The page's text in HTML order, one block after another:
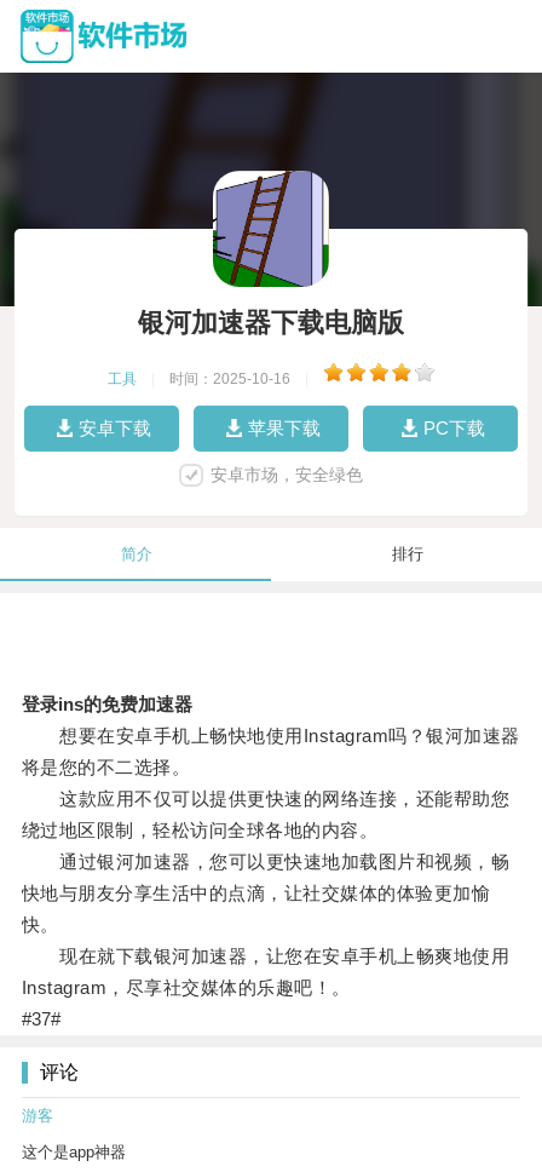
银河加速器下载电脑版
工具 时间：2025-10-16
安卓下载 苹果下载 PC下载
安卓市场，安全绿色
简介 排行
登录ins的免费加速器
想要在安卓手机上畅快地使用Instagram吗？银河加速器
将是您的不二选择。
这款应用不仅可以提供更快速的网络连接，还能帮助您
绕过地区限制，轻松访问全球各地的内容。
通过银河加速器，您可以更快速地加载图片和视频，畅
快地与朋友分享生活中的点滴，让社交媒体的体验更加愉
快。
现在就下载银河加速器，让您在安卓手机上畅爽地使用
Instagram，尽享社交媒体的乐趣吧！。
#37#
评论
游客
这个是app神器